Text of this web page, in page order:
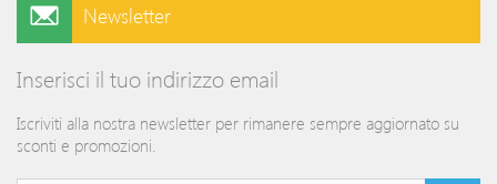
Newsletter
Inserisci il tuo indirizzo email
Iscriviti alla nostra newsletter per rimanere sempre aggiornato su
sconti e promozioni.